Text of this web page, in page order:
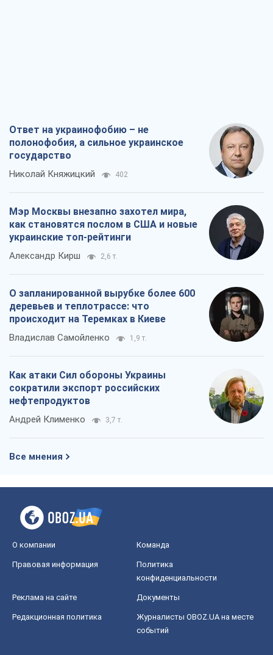
Ответ на украинофобию – не
полонофобия, а сильное украинское
государство
Николай Княжицкий 402
Мэр Москвы внезапно захотел мира,
как становятся послом в США и новые
украинские топ-рейтинги
Александр Кирш 2,6 т.
О запланированной вырубке более 600
деревьев и теплотрассе: что
происходит на Теремках в Киеве
Владислав Самойленко 1,9 т.
Как атаки Сил обороны Украины
сократили экспорт российских
нефтепродуктов
Андрей Клименко 3,7 т.
Все мнения
О компании Команда
Правовая информация
Политика
конфиденциальности
Реклама на сайте Документы
Редакционная политика
Журналисты OBOZ.UA на месте
событий